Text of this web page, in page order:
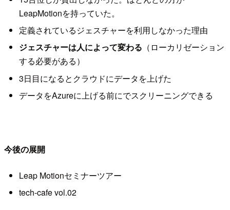
LeapMotionを持っていた。
定義されているジェスチャーを利用しなかった理由
ジェスチャーは人によって変わる （ローカリゼーション
する必要がある）
3日目になるとクラウドにデータを上げた
データをAzureに上げる前にでスクリーニングできる
今後の展開
Leap Motionセミナーツアー
tech-cafe vol.02